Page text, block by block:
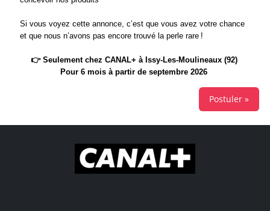
Si vous voyez cette annonce, c’est que vous avez votre chance
et que nous n’avons pas encore trouvé la perle rare !
👉 Seulement chez CANAL+ à Issy-Les-Moulineaux (92)
Pour 6 mois à partir de septembre 2026
Postuler »